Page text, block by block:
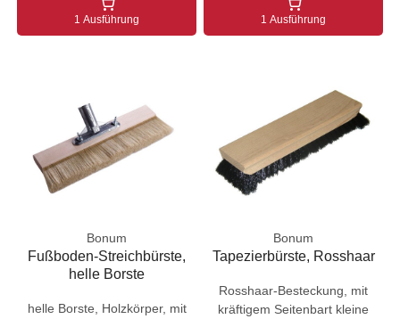
1 Ausführung 1 Ausführung
Bonum
Fußboden-Streichbürste,
helle Borste
helle Borste, Holzkörper, mit
Bonum
Tapezierbürste, Rosshaar
Rosshaar-Besteckung, mit
kräftigem Seitenbart kleine